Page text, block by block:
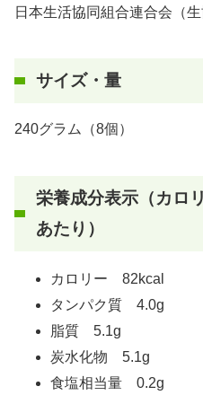
日本生活協同組合連合会（生
サイズ・量
240グラム（8個）
栄養成分表示（カロ
あたり）
カロリー 82kcal
タンパク質 4.0g
脂質 5.1g
炭水化物 5.1g
食塩相当量 0.2g